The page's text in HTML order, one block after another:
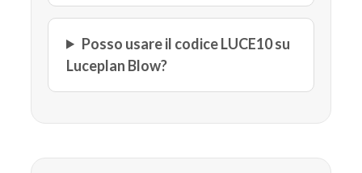
Posso usare il codice LUCE10 su
Luceplan Blow?